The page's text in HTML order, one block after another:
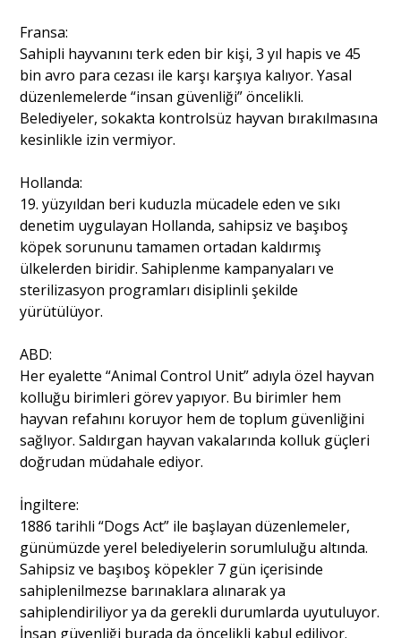
Fransa:
Sahipli hayvanını terk eden bir kişi, 3 yıl hapis ve 45
bin avro para cezası ile karşı karşıya kalıyor. Yasal
düzenlemelerde “insan güvenliği” öncelikli.
Belediyeler, sokakta kontrolsüz hayvan bırakılmasına
kesinlikle izin vermiyor.
Hollanda:
19. yüzyıldan beri kuduzla mücadele eden ve sıkı
denetim uygulayan Hollanda, sahipsiz ve başıboş
köpek sorununu tamamen ortadan kaldırmış
ülkelerden biridir. Sahiplenme kampanyaları ve
sterilizasyon programları disiplinli şekilde
yürütülüyor.
ABD:
Her eyalette “Animal Control Unit” adıyla özel hayvan
kolluğu birimleri görev yapıyor. Bu birimler hem
hayvan refahını koruyor hem de toplum güvenliğini
sağlıyor. Saldırgan hayvan vakalarında kolluk güçleri
doğrudan müdahale ediyor.
İngiltere:
1886 tarihli “Dogs Act” ile başlayan düzenlemeler,
günümüzde yerel belediyelerin sorumluluğu altında.
Sahipsiz ve başıboş köpekler 7 gün içerisinde
sahiplenilmezse barınaklara alınarak ya
sahiplendiriliyor ya da gerekli durumlarda uyutuluyor.
İnsan güvenliği burada da öncelikli kabul ediliyor.